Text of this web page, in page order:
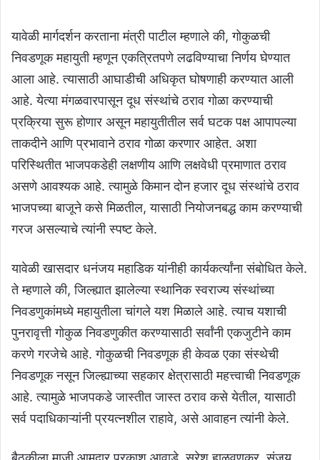
यावेळी मार्गदर्शन करताना मंत्री पाटील म्हणाले की, गोकुळची
निवडणूक महायुती म्हणून एकत्रितपणे लढविण्याचा निर्णय घेण्यात
आला आहे. त्यासाठी आघाडीची अधिकृत घोषणाही करण्यात आली
आहे. येत्या मंगळवारपासून दूध संस्थांचे ठराव गोळा करण्याची
प्रक्रिया सुरू होणार असून महायुतीतील सर्व घटक पक्ष आपापल्या
ताकदीने आणि प्रभावाने ठराव गोळा करणार आहेत. अशा
परिस्थितीत भाजपकडेही लक्षणीय आणि लक्षवेधी प्रमाणात ठराव
असणे आवश्यक आहे. त्यामुळे किमान दोन हजार दूध संस्थांचे ठराव
भाजपच्या बाजूने कसे मिळतील, यासाठी नियोजनबद्ध काम करण्याची
गरज असल्याचे त्यांनी स्पष्ट केले.
यावेळी खासदार धनंजय महाडिक यांनीही कार्यकर्त्यांना संबोधित केले.
ते म्हणाले की, जिल्ह्यात झालेल्या स्थानिक स्वराज्य संस्थांच्या
निवडणुकांमध्ये महायुतीला चांगले यश मिळाले आहे. त्याच यशाची
पुनरावृत्ती गोकुळ निवडणुकीत करण्यासाठी सर्वांनी एकजुटीने काम
करणे गरजेचे आहे. गोकुळची निवडणूक ही केवळ एका संस्थेची
निवडणूक नसून जिल्ह्याच्या सहकार क्षेत्रासाठी महत्त्वाची निवडणूक
आहे. त्यामुळे भाजपकडे जास्तीत जास्त ठराव कसे येतील, यासाठी
सर्व पदाधिकाऱ्यांनी प्रयत्नशील राहावे, असे आवाहन त्यांनी केले.